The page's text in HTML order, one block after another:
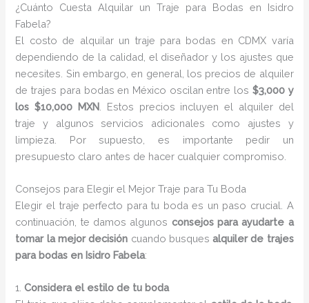
¿Cuánto Cuesta Alquilar un Traje para Bodas en Isidro
Fabela?
El costo de alquilar un traje para bodas en CDMX varía
dependiendo de la calidad, el diseñador y los ajustes que
necesites. Sin embargo, en general, los precios de alquiler
de trajes para bodas en México oscilan entre los $3,000 y
los $10,000 MXN. Estos precios incluyen el alquiler del
traje y algunos servicios adicionales como ajustes y
limpieza. Por supuesto, es importante pedir un
presupuesto claro antes de hacer cualquier compromiso.
Consejos para Elegir el Mejor Traje para Tu Boda
Elegir el traje perfecto para tu boda es un paso crucial. A
continuación, te damos algunos consejos para ayudarte a
tomar la mejor decisión cuando busquesalquiler de trajes
para bodas en Isidro Fabela:
1.Considera el estilo de tu boda